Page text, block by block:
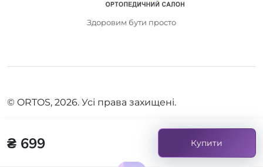
₴ 699 Купити
Здоровим бути просто
© ORTOS, 2026. Усі права захищені.